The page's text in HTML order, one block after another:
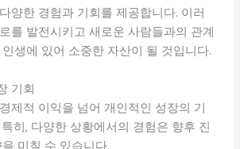
양한 경험과 기회를 제공합니다. 이러
를 발전시키고 새로운 사람들과의 관계
생에 있어 소중한 자산이 될 것입니다.
기회
제적 이익을 넘어 개인적인 성장의 기
히, 다양한 상황에서의 경험은 향후 진
미칠 수 있습니다.